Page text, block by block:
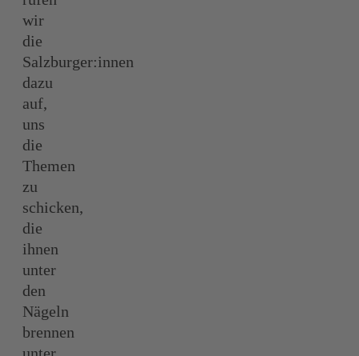
wir
die
Salzburger:innen
dazu
auf,
uns
die
Themen
zu
schicken,
die
ihnen
unter
den
Nägeln
brennen